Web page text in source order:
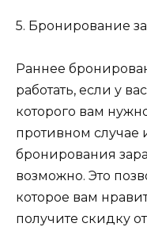
5. Бронирование
Раннее
работать, если у
которого вам
противном случае
бронирования
возможно. Это
которое вам
получите скидку